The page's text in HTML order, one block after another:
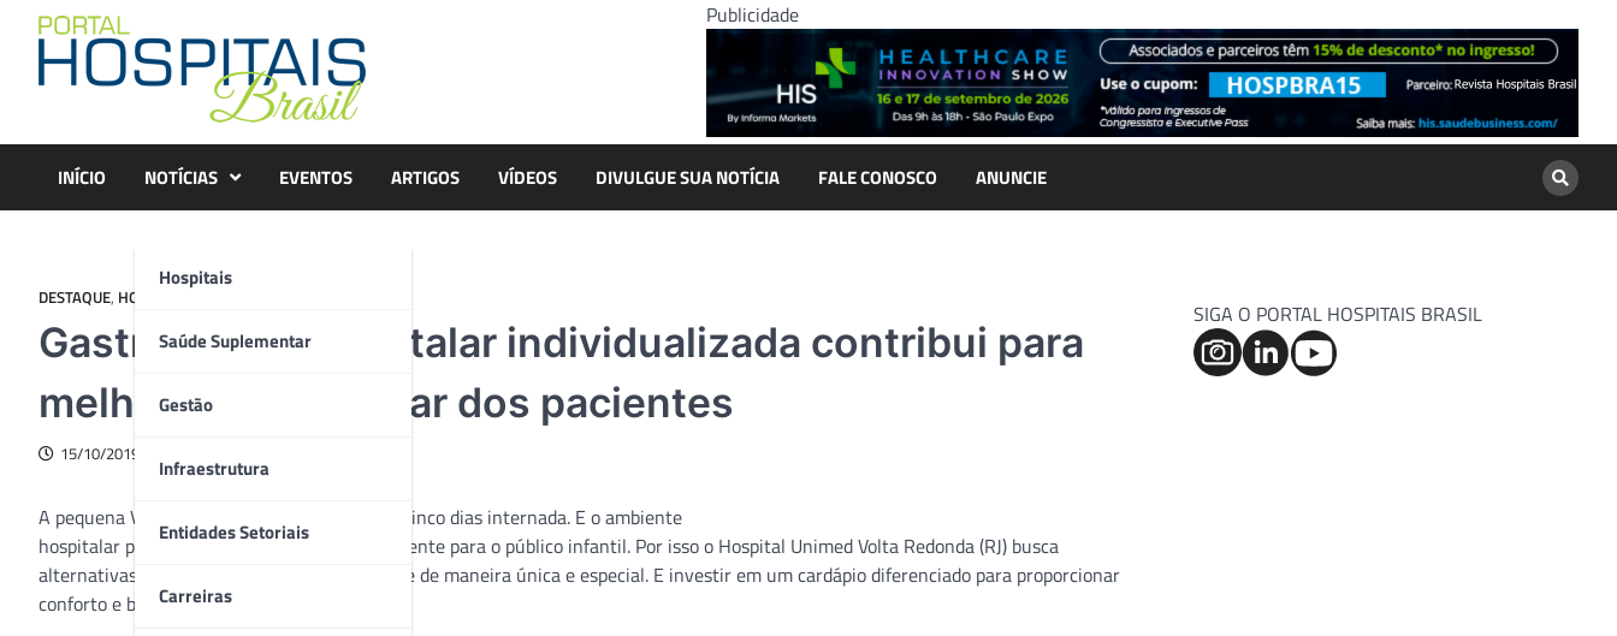
content
Publicidade
INÍCIO NOTÍCIAS
Hospitais
Saúde Suplementar
Gestão
Infraestrutura
Entidades Setoriais
Carreiras
EVENTOS ARTIGOS VÍDEOS DIVULGUE SUA NOTÍCIA FALE CONOSCO ANUNCIE
DESTAQUE, HOSPITAIS
Gastronomia hospitalar individualizada contribui para
melhora e bem-estar dos pacientes
15/10/2019
A pequena Vivian Oliveira de dois anos ficou cinco dias internada. E o ambiente
hospitalar pode gerar desconforto, principalmente para o público infantil. Por isso o Hospital Unimed Volta Redonda (RJ) busca
alternativas para cuidar e acolher cada cliente de maneira única e especial. E investir em um cardápio diferenciado para proporcionar
conforto e bem-estar é uma das apostas.
SIGA O PORTAL HOSPITAIS BRASIL